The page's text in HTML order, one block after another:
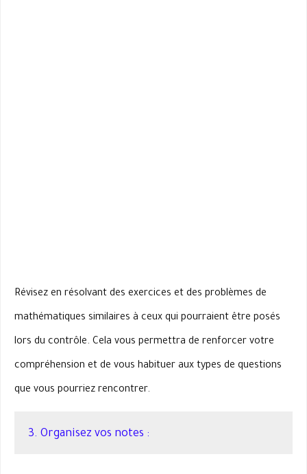
Révisez en résolvant des exercices et des problèmes de
mathématiques similaires à ceux qui pourraient être posés
lors du contrôle. Cela vous permettra de renforcer votre
compréhension et de vous habituer aux types de questions
que vous pourriez rencontrer.
3. Organisez vos notes :